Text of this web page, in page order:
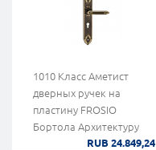
1010 Класс Аметист
дверных ручек на
пластину FROSIO
Бортола Архитектуру
RUB 24.849,24